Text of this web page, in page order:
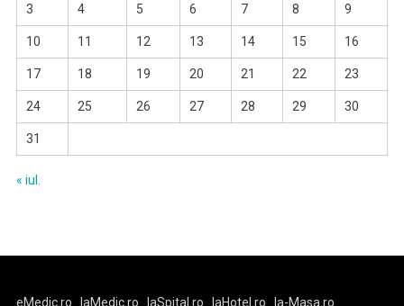
3 4 5 6 7 8 9
10 11 12 13 14 15 16
17 18 19 20 21 22 23
24 25 26 27 28 29 30
31
« iul.
eMedic.ro laMedic.ro laSpital.ro laHotel.ro
la-Masa.ro